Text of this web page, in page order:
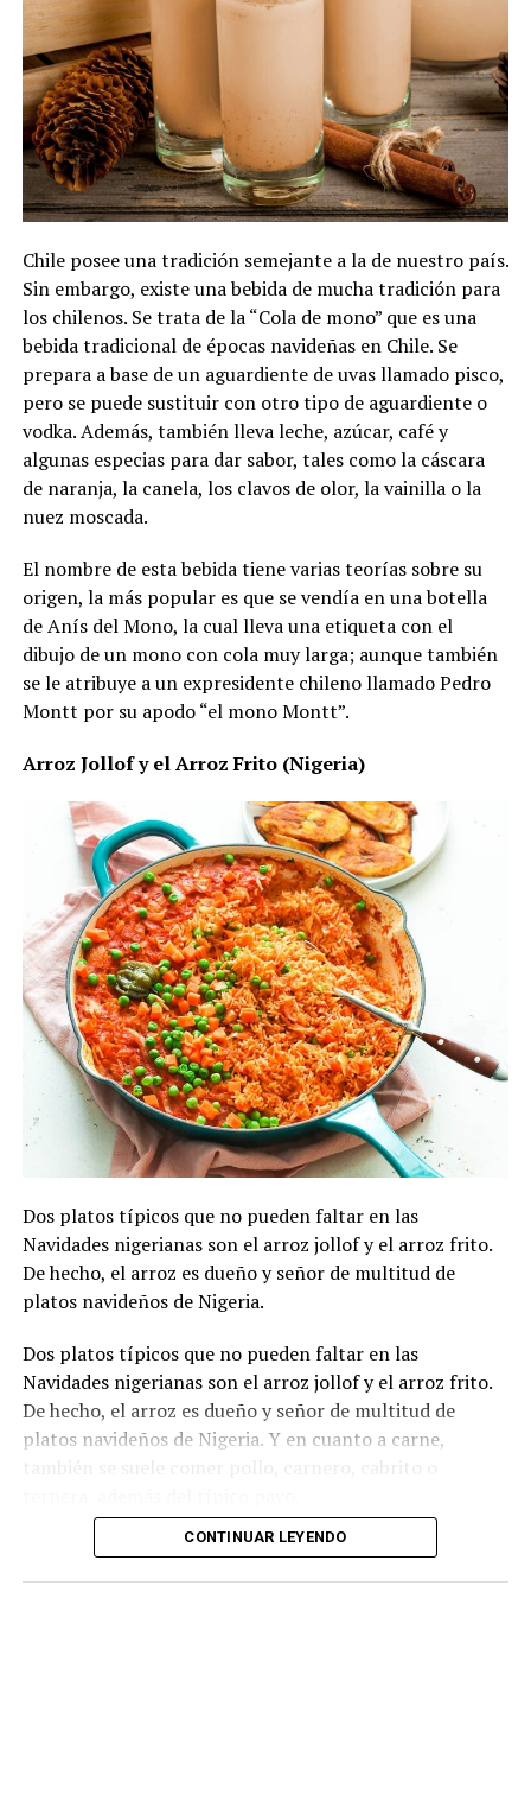
Chile posee una tradición semejante a la de nuestro país.
Sin embargo, existe una bebida de mucha tradición para
los chilenos. Se trata de la “Cola de mono” que es una
bebida tradicional de épocas navideñas en Chile. Se
prepara a base de un aguardiente de uvas llamado pisco,
pero se puede sustituir con otro tipo de aguardiente o
vodka. Además, también lleva leche, azúcar, café y
algunas especias para dar sabor, tales como la cáscara
de naranja, la canela, los clavos de olor, la vainilla o la
nuez moscada.
El nombre de esta bebida tiene varias teorías sobre su
origen, la más popular es que se vendía en una botella
de Anís del Mono, la cual lleva una etiqueta con el
dibujo de un mono con cola muy larga; aunque también
se le atribuye a un expresidente chileno llamado Pedro
Montt por su apodo “el mono Montt”.
Arroz Jollof y el Arroz Frito (Nigeria)
Dos platos típicos que no pueden faltar en las
Navidades nigerianas son el arroz jollof y el arroz frito.
De hecho, el arroz es dueño y señor de multitud de
platos navideños de Nigeria.
Dos platos típicos que no pueden faltar en las
Navidades nigerianas son el arroz jollof y el arroz frito.
De hecho, el arroz es dueño y señor de multitud de
platos navideños de Nigeria. Y en cuanto a carne,
CONTINUAR LEYENDO